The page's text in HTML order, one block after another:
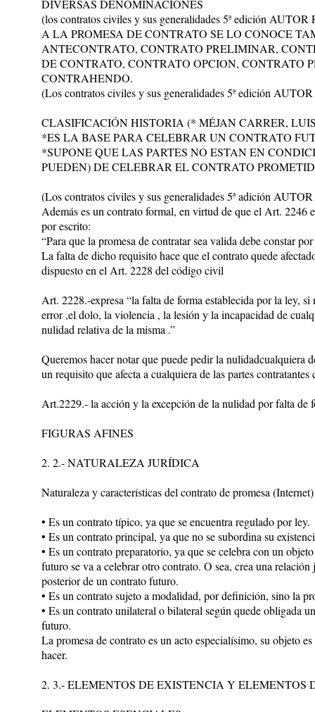
DIVERSAS DENOMINACIONES
(los contratos civiles y sus generalidades 5ª edición
A LA PROMESA DE CONTRATO SE LO CONOCE
ANTECONTRATO, CONTRATO PRELIMINAR,
DE CONTRATO, CONTRATO OPCION, CONTRATO
CONTRAHENDO.
(Los contratos civiles y sus generalidades 5ª edición
CLASIFICACIÓN HISTORIA (* MÉJAN CARRER,
*ES LA BASE PARA CELEBRAR UN CONTRATO
*SUPONE QUE LAS PARTES NO ESTAN EN
PUEDEN) DE CELEBRAR EL CONTRATO
(Los contratos civiles y sus generalidades 5ª adición
Además es un contrato formal, en virtud de que el Art. 2246
por escrito:
“Para que la promesa de contratar sea valida debe constar
La falta de dicho requisito hace que el contrato quede
dispuesto en el Art. 2228 del código civil
Art. 2228.-expresa “la falta de forma establecida por la ley, si
error ,el dolo, la violencia , la lesión y la incapacidad de
nulidad relativa de la misma .”
Queremos hacer notar que puede pedir la nulidadcualquiera
un requisito que afecta a cualquiera de las partes
Art.2229.- la acción y la excepción de la nulidad por falta de
FIGURAS AFINES
2. 2.- NATURALEZA JURÍDICA
Naturaleza y características del contrato de promesa (Internet)
• Es un contrato típico, ya que se encuentra regulado por ley.
• Es un contrato principal, ya que no se subordina su
• Es un contrato preparatorio, ya que se celebra con un
futuro se va a celebrar otro contrato. O sea, crea una
posterior de un contrato futuro.
• Es un contrato sujeto a modalidad, por definición, sino la
• Es un contrato unilateral o bilateral según quede obligada
futuro.
La promesa de contrato es un acto especialísimo, su objeto
hacer.
2. 3.- ELEMENTOS DE EXISTENCIA Y ELEMENTOS